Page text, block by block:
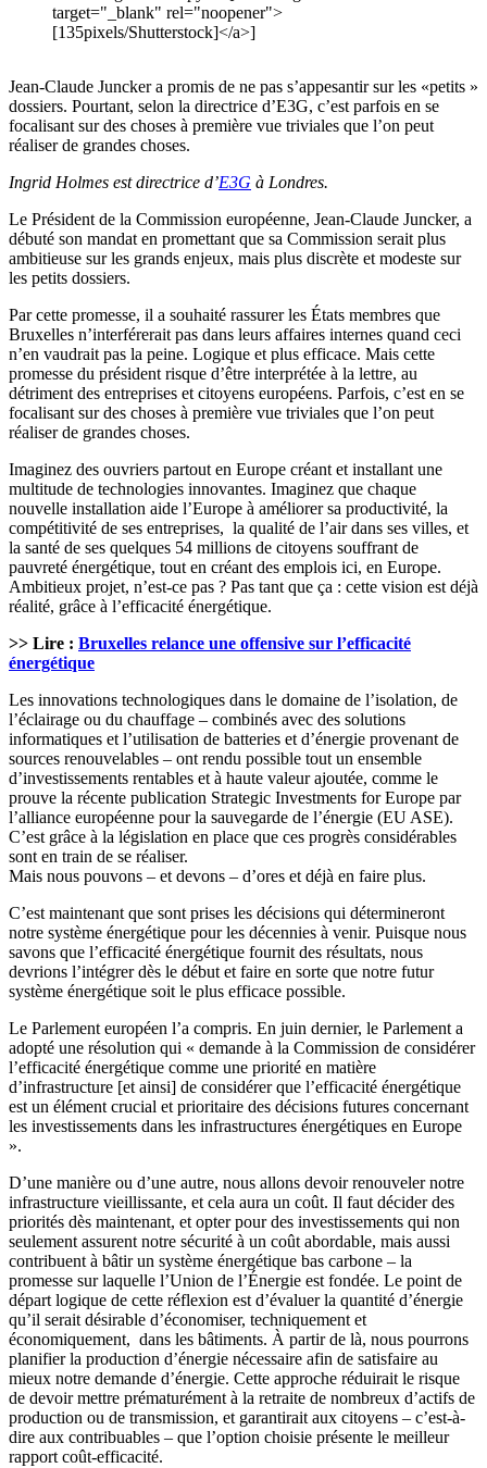
target="_blank" rel="noopener">
[135pixels/Shutterstock]</a>]
Jean-Claude Juncker a promis de ne pas s’appesantir sur les «petits »
dossiers. Pourtant, selon la directrice d’E3G, c’est parfois en se
focalisant sur des choses à première vue triviales que l’on peut
réaliser de grandes choses.
Ingrid Holmes est directrice d’E3G à Londres.
Le Président de la Commission européenne, Jean-Claude Juncker, a
débuté son mandat en promettant que sa Commission serait plus
ambitieuse sur les grands enjeux, mais plus discrète et modeste sur
les petits dossiers.
Par cette promesse, il a souhaité rassurer les États membres que
Bruxelles n’interférerait pas dans leurs affaires internes quand ceci
n’en vaudrait pas la peine. Logique et plus efficace. Mais cette
promesse du président risque d’être interprétée à la lettre, au
détriment des entreprises et citoyens européens. Parfois, c’est en se
focalisant sur des choses à première vue triviales que l’on peut
réaliser de grandes choses.
Imaginez des ouvriers partout en Europe créant et installant une
multitude de technologies innovantes. Imaginez que chaque
nouvelle installation aide l’Europe à améliorer sa productivité, la
compétitivité de ses entreprises, la qualité de l’air dans ses villes, et
la santé de ses quelques 54 millions de citoyens souffrant de
pauvreté énergétique, tout en créant des emplois ici, en Europe.
Ambitieux projet, n’est-ce pas ? Pas tant que ça : cette vision est déjà
réalité, grâce à l’efficacité énergétique.
>> Lire : Bruxelles relance une offensive sur l’efficacité
énergétique
Les innovations technologiques dans le domaine de l’isolation, de
l’éclairage ou du chauffage – combinés avec des solutions
informatiques et l’utilisation de batteries et d’énergie provenant de
sources renouvelables – ont rendu possible tout un ensemble
d’investissements rentables et à haute valeur ajoutée, comme le
prouve la récente publication Strategic Investments for Europe par
l’alliance européenne pour la sauvegarde de l’énergie (EU ASE).
C’est grâce à la législation en place que ces progrès considérables
sont en train de se réaliser.
Mais nous pouvons – et devons – d’ores et déjà en faire plus.
C’est maintenant que sont prises les décisions qui détermineront
notre système énergétique pour les décennies à venir. Puisque nous
savons que l’efficacité énergétique fournit des résultats, nous
devrions l’intégrer dès le début et faire en sorte que notre futur
système énergétique soit le plus efficace possible.
Le Parlement européen l’a compris. En juin dernier, le Parlement a
adopté une résolution qui « demande à la Commission de considérer
l’efficacité énergétique comme une priorité en matière
d’infrastructure [et ainsi] de considérer que l’efficacité énergétique
est un élément crucial et prioritaire des décisions futures concernant
les investissements dans les infrastructures énergétiques en Europe
».
D’une manière ou d’une autre, nous allons devoir renouveler notre
infrastructure vieillissante, et cela aura un coût. Il faut décider des
priorités dès maintenant, et opter pour des investissements qui non
seulement assurent notre sécurité à un coût abordable, mais aussi
contribuent à bâtir un système énergétique bas carbone – la
promesse sur laquelle l’Union de l’Énergie est fondée. Le point de
départ logique de cette réflexion est d’évaluer la quantité d’énergie
qu’il serait désirable d’économiser, techniquement et
économiquement, dans les bâtiments. À partir de là, nous pourrons
planifier la production d’énergie nécessaire afin de satisfaire au
mieux notre demande d’énergie. Cette approche réduirait le risque
de devoir mettre prématurément à la retraite de nombreux d’actifs de
production ou de transmission, et garantirait aux citoyens – c’est-à-
dire aux contribuables – que l’option choisie présente le meilleur
rapport coût-efficacité.